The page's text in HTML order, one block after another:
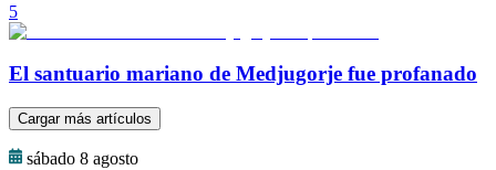
5
El santuario mariano de Medjugorje fue profanado
Cargar más artículos
sábado 8 agosto